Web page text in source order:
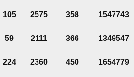
105 2575 358 1547743
59 2111 366 1349547
224 2360 450 1654779